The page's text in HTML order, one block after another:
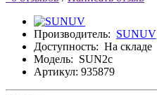
Производитель: SUNUV
Доступность: На складе
Модель: SUN2c
Артикул: 935879